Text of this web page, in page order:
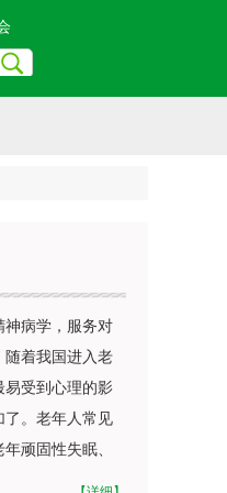
神病学，服务对
随着我国进入老
易受到心理的影
了。老年人常见
顽固性失眠、